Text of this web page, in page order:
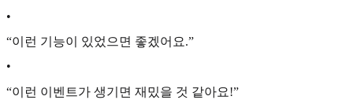
•
“이런 기능이 있었으면 좋겠어요.”
•
“이런 이벤트가 생기면 재밌을 것 같아요!”